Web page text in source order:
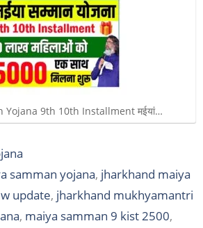
Yojana 9th 10th Installment मईयां…
samman yojana, jharkhand maiya
update, jharkhand mukhyamantri
, maiya samman 9 kist 2500,